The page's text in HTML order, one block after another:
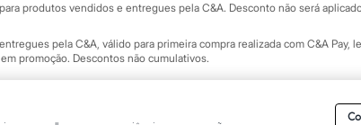
produtos vendidos e entregues pela C&A. Desconto não será
pela C&A, válido para primeira compra realizada com C&A
promoção. Descontos não cumulativos.